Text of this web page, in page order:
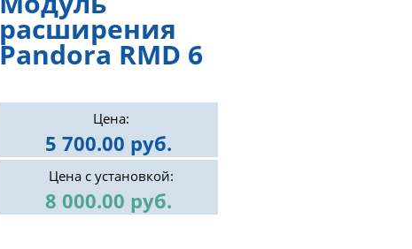
расширения
Pandora RMD 6
Цена:
5 700.00 руб.
Цена с установкой:
8 000.00 руб.